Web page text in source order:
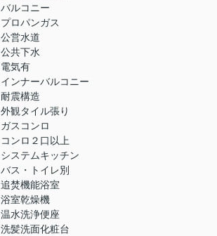
バルコニー
プロパンガス
公営水道
公共下水
電気有
インナーバルコニー
耐震構造
外観タイル張り
ガスコンロ
コンロ２口以上
システムキッチン
バス・トイレ別
追焚機能浴室
浴室乾燥機
温水洗浄便座
洗髪洗面化粧台